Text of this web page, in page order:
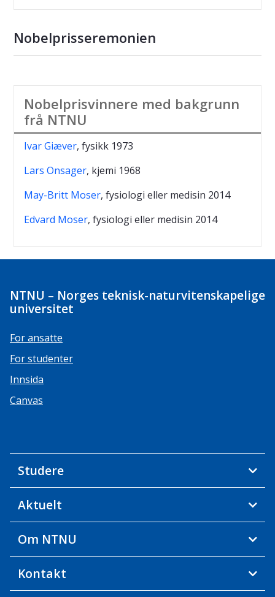
Nobelprisseremonien
Nobelprisvinnere med bakgrunn
frå NTNU
Ivar Giæver, fysikk 1973
Lars Onsager, kjemi 1968
May-Britt Moser, fysiologi eller medisin 2014
Edvard Moser, fysiologi eller medisin 2014
NTNU – Norges teknisk-naturvitenskapelige
universitet
For ansatte
For studenter
Innsida
Canvas
Studere
Aktuelt
Om NTNU
Kontakt